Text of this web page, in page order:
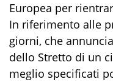
Europea per
In riferimento alle
giorni, che
dello Stretto di un
meglio specificati